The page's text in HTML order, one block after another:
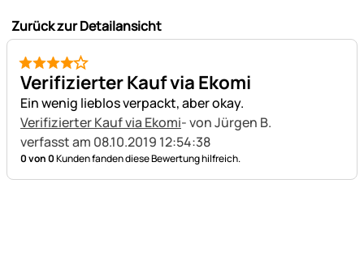
Zurück zur Detailansicht
4 von 5
Verifizierter Kauf via Ekomi
Ein wenig lieblos verpackt, aber okay.
Verifizierter Kauf via Ekomi- von Jürgen B.
verfasst am 08.10.2019 12:54:38
0 von 0Kunden fanden diese Bewertung hilfreich.